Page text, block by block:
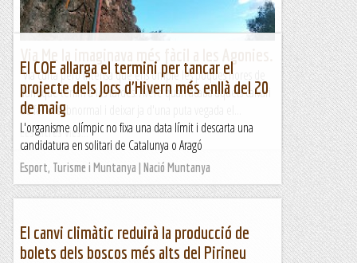
Via curta pero intensa que ens omple les poques hores de
llum que tenim a les tardes. Avere quan acaba aquets calvari
de fer el subnormal i deixar ja d'una puta vegada el...
Les altres vies...
El COE allarga el termini per tancar el
projecte dels Jocs d'Hivern més enllà del 20
de maig
L'organisme olímpic no fixa una data límit i descarta una
candidatura en solitari de Catalunya o Aragó
Esport, Turisme i Muntanya | Nació Muntanya
El canvi climàtic reduirà la producció de
bolets dels boscos més alts del Pirineu